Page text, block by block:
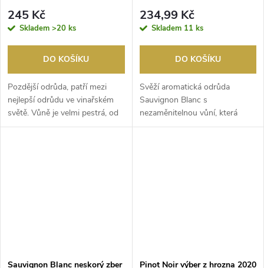
245 Kč
Skladem >20 ks
DO KOŠÍKU
Pozdější odrůda, patří mezi
nejlepší odrůdu ve vinařském
světě. Vůně je velmi pestrá, od
ovocných tó...
234,99 Kč
Skladem 11 ks
DO KOŠÍKU
Svěží aromatická odrůda
Sauvignon Blanc s
nezaměnitelnou vůní, která
vyniká širokým spektrem aroma
Sauvignon Blanc neskorý zber Pinot Noir výber z hrozna 2020